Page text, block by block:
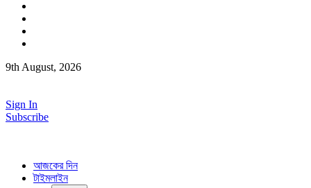
9th August, 2026
Sign In
Subscribe
আজকের দিন
টাইমলাইন